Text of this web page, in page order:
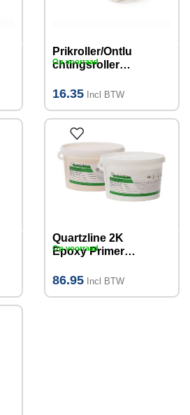
Prikroller/Ontlu
chtingsroller
pinhoogte
16.35 Incl BTW
Op voorraad
Quartzline 2K
Epoxy Primer
86.95 Incl BTW
Op voorraad